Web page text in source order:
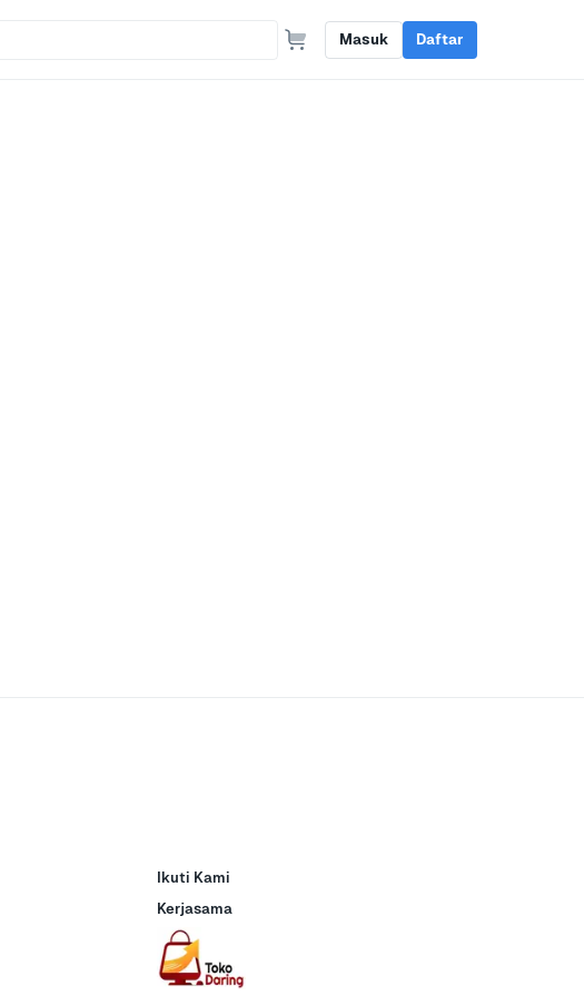
Masuk Daftar
Ikuti Kami
Kerjasama